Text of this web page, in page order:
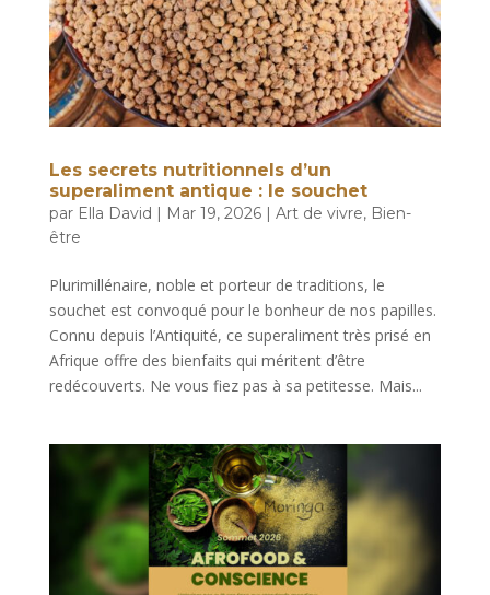
Les secrets nutritionnels d’un
superaliment antique : le souchet
par Ella David Mar 19, 2026| Art de vivre, Bien-
être
Plurimillénaire, noble et porteur de traditions, le
souchet est convoqué pour le bonheur de nos papilles.
Connu depuis l’Antiquité, ce superaliment très prisé en
Afrique offre des bienfaits qui méritent d’être
redécouverts. Ne vous fiez pas à sa petitesse. Mais...